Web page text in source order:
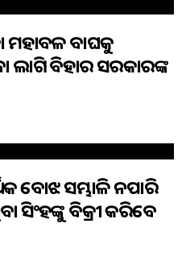
ମହାବଳ ବାଘକୁ
ଲାଗି ବିହାର ସରକାରଙ୍କ
ବୋଝ ସମ୍ଭାଳି ନପାରି
ସିଂହଙ୍କୁ ବିକ୍ରୀ କରିବେ